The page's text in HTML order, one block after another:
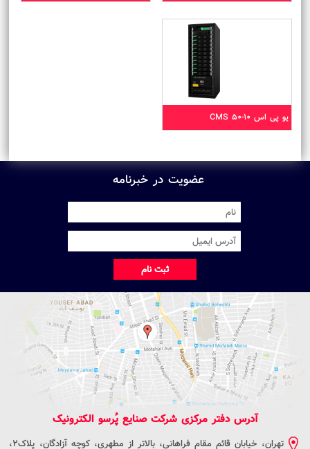
یو پی اس CMS 50-10
عضویت در خبرنامه
ثبت نام
آدرس دفتر مرکزی شرکت صنایع پُرسو الکترونیک
تهران، خیابان قائم مقام فراهانی، بالاتر از مطهری، کوچه آزادگان، پلاک2،